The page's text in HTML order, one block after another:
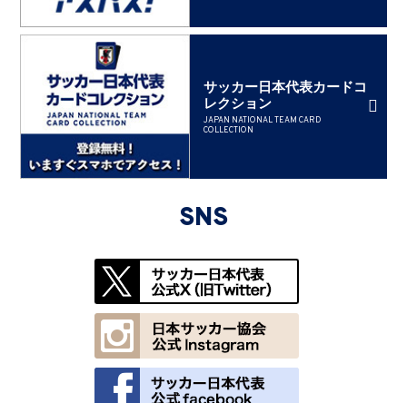
サッカー日本代表カードコ
レクション
JAPAN NATIONAL TEAM CARD
COLLECTION
SNS